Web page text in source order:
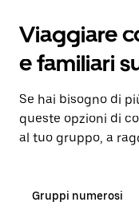
Viaggiare
e familiari
Se hai bisogno di
queste opzioni di
al tuo gruppo, a
Gruppi numerosi